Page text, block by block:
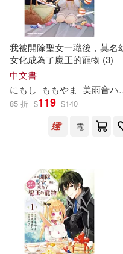
イズミハルカ(3)
カン・アンドリュ
クルー(3)
シェリーアダルト
ツキシタカグヤ(3)
ナンパーズ(3)
ハトリアヤコ(3)
快樂文化(2)
晨星(2) 朝日
本中(2) 東宝(2)
東雨文化(2)
馬可孛羅(2)
Altonic Records(1)
我被開除聖女一職後，莫名
女化成為了魔王的寵物 (3)
中文書
にもし
ももやま 美雨音ハ
85 折 $119 $140
電